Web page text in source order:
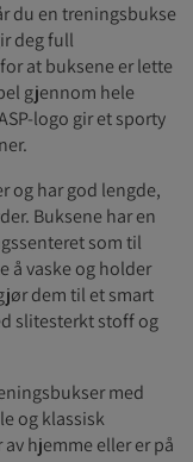
du en treningsbukse
deg full
at buksene er lette
gjennom hele
logo gir et sporty
og har god lengde,
Buksene har en
som til
å vaske og holder
dem til et smart
slitesterkt stoff og
med
og klassisk
hjemme eller er på